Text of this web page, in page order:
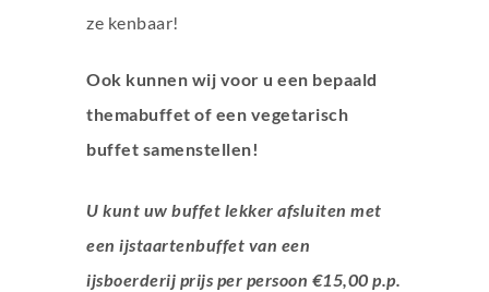
ze kenbaar!
Ook kunnen wij voor u een bepaald
themabuffet of een vegetarisch
buffet samenstellen!
U kunt uw buffet lekker afsluiten met
een ijstaartenbuffet van een
ijsboerderij prijs per persoon €15,00 p.p.